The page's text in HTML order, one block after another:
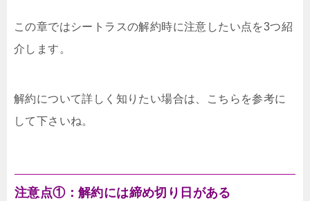
この章ではシートラスの解約時に注意したい点を3つ紹
介します。
解約について詳しく知りたい場合は、こちらを参考に
して下さいね。
注意点①：解約には締め切り日がある